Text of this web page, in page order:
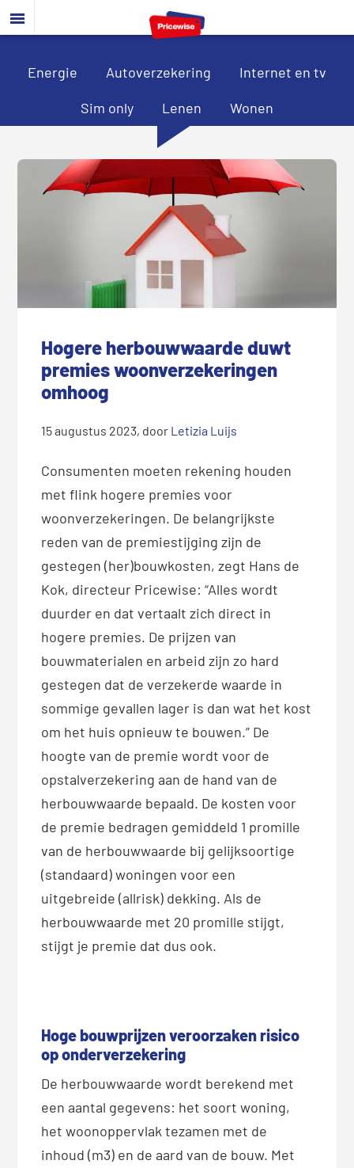
Door
naar
hoofd
Spring
naar
eerste
Spring
naar
voettekst
Energie Autoverzekering Internet en tv
Sim only Lenen Wonen
Hogere herbouwwaarde duwt
premies woonverzekeringen
omhoog
15 augustus 2023, door Letizia Luijs
Consumenten moeten rekening houden
met flink hogere premies voor
woonverzekeringen. De belangrijkste
reden van de premiestijging zijn de
gestegen (her)bouwkosten, zegt Hans de
Kok, directeur Pricewise: “Alles wordt
duurder en dat vertaalt zich direct in
hogere premies. De prijzen van
bouwmaterialen en arbeid zijn zo hard
gestegen dat de verzekerde waarde in
sommige gevallen lager is dan wat het kost
om het huis opnieuw te bouwen.” De
hoogte van de premie wordt voor de
opstalverzekering aan de hand van de
herbouwwaarde bepaald. De kosten voor
de premie bedragen gemiddeld 1 promille
van de herbouwwaarde bij gelijksoortige
(standaard) woningen voor een
uitgebreide (allrisk) dekking. Als de
herbouwwaarde met 20 promille stijgt,
stijgt je premie dat dus ook.
Hoge bouwprijzen veroorzaken risico
op onderverzekering
De herbouwwaarde wordt berekend met
een aantal gegevens: het soort woning,
het woonoppervlak tezamen met de
inhoud (m3) en de aard van de bouw. Met